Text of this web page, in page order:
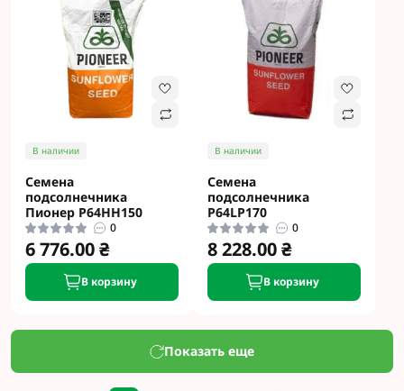
В наличии
Семена
подсолнечника
Пионер P64HH150
0
6 776.00 ₴
В корзину
В наличии
Семена
подсолнечника
P64LP170
0
8 228.00 ₴
В корзину
Показать еще